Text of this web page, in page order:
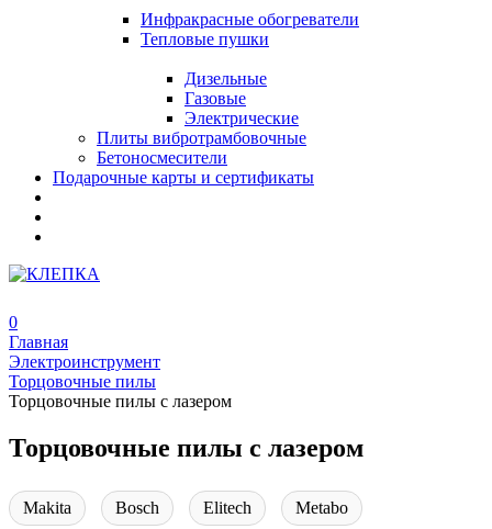
Инфракрасные обогреватели
Тепловые пушки
Дизельные
Газовые
Электрические
Плиты вибротрамбовочные
Бетоносмесители
Подарочные карты и сертификаты
0
Главная
Электроинструмент
Торцовочные пилы
Торцовочные пилы с лазером
Торцовочные пилы с лазером
Makita Bosch Elitech Metabo